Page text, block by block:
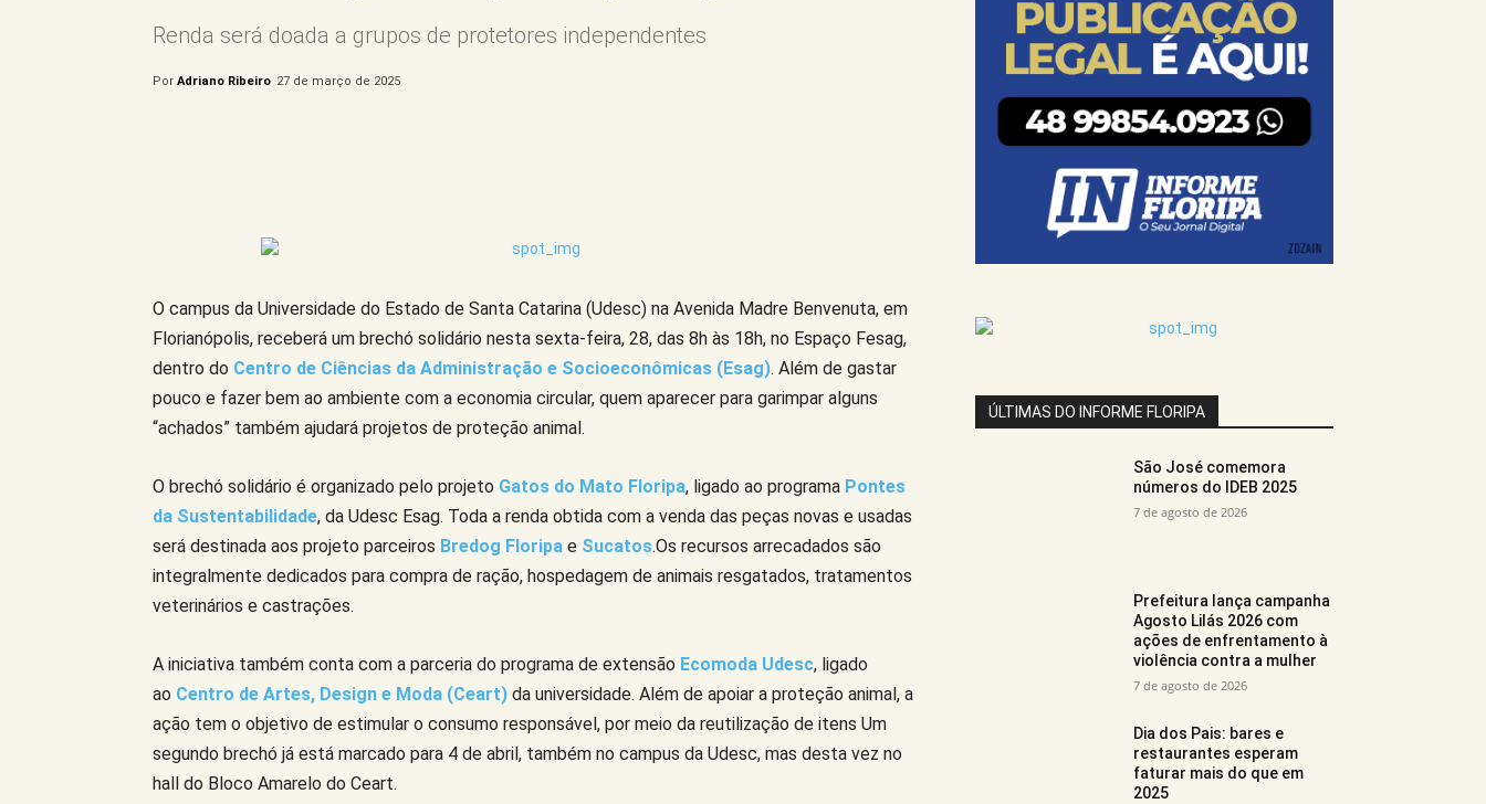
Renda será doada a grupos de protetores independentes
Por Adriano Ribeiro 27 de março de 2025
O campus da Universidade do Estado de Santa Catarina (Udesc) na Avenida Madre Benvenuta, em
Florianópolis, receberá um brechó solidário nesta sexta-feira, 28, das 8h às 18h, no Espaço Fesag,
dentro do Centro de Ciências da Administração e Socioeconômicas (Esag). Além de gastar
pouco e fazer bem ao ambiente com a economia circular, quem aparecer para garimpar alguns
“achados” também ajudará projetos de proteção animal.
O brechó solidário é organizado pelo projeto Gatos do Mato Floripa, ligado ao programa Pontes
da Sustentabilidade, da Udesc Esag. Toda a renda obtida com a venda das peças novas e usadas
será destinada aos projeto parceiros Bredog Floripa e Sucatos.Os recursos arrecadados são
integralmente dedicados para compra de ração, hospedagem de animais resgatados, tratamentos
veterinários e castrações.
A iniciativa também conta com a parceria do programa de extensão Ecomoda Udesc, ligado
ao Centro de Artes, Design e Moda (Ceart) da universidade. Além de apoiar a proteção animal, a
ação tem o objetivo de estimular o consumo responsável, por meio da reutilização de itens Um
segundo brechó já está marcado para 4 de abril, também no campus da Udesc, mas desta vez no
hall do Bloco Amarelo do Ceart.
ÚLTIMAS DO INFORME FLORIPA
São José comemora
números do IDEB 2025
7 de agosto de 2026
Prefeitura lança campanha
Agosto Lilás 2026 com
ações de enfrentamento à
violência contra a mulher
7 de agosto de 2026
Dia dos Pais: bares e
restaurantes esperam
faturar mais do que em
2025